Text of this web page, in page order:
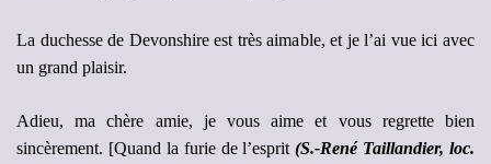
La duchesse de Devonshire est très aimable, et je l’ai vue ici avec
un grand plaisir.
Adieu, ma chère amie, je vous aime et vous regrette bien
sincèrement. [Quand la furie de l’esprit(S.-René Taillandier, loc.